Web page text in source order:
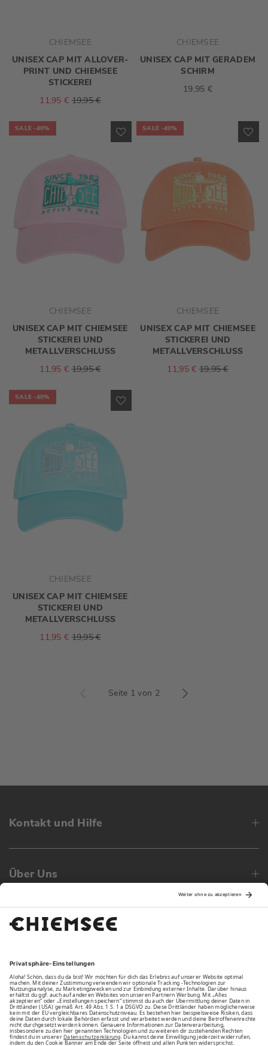
CHIEMSEE
UNISEX CAP MIT ALLOVER-
PRINT UND CHIEMSEE
STICKEREI
11,95 € 19,95 €
CHIEMSEE
UNISEX CAP MIT GERADEM
SCHIRM
19,95 €
SALE -40%
ZUR
HINZUFÜGEN
CHIEMSEE
UNISEX CAP MIT CHIEMSEE
STICKEREI UND
METALLVERSCHLUSS
11,95 € 19,95 €
SALE -40%
CHIEMSEE
UNISEX CAP MIT CHIEMSEE
STICKEREI UND
METALLVERSCHLUSS
11,95 € 19,95 €
SALE -40%
CHIEMSEE
UNISEX CAP MIT CHIEMSEE
STICKEREI UND
METALLVERSCHLUSS
11,95 € 19,95 €
Seite 1 von 2
Kontakt und Hilfe
Über Uns
Family
Unsere Vorteile
Unsere Partner